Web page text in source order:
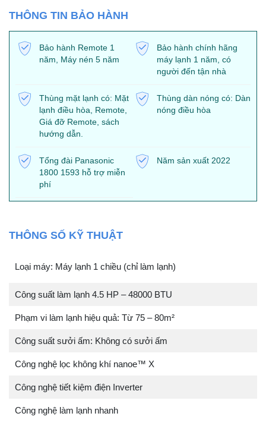
THÔNG TIN BẢO HÀNH
Bảo hành Remote 1
năm, Máy nén 5 năm
Bảo hành chính hãng
máy lạnh 1 năm, có
người đến tận nhà
Thùng mặt lạnh có: Mặt
lạnh điều hòa, Remote,
Giá đỡ Remote, sách
hướng dẫn.
Thùng dàn nóng có: Dàn
nóng điều hòa
Tổng đài Panasonic
1800 1593 hỗ trợ miễn
phí
Năm sản xuất 2022
THÔNG SỐ KỸ THUẬT
Loại máy: Máy lạnh 1 chiều (chỉ làm lạnh)
Công suất làm lạnh 4.5 HP – 48000 BTU
Phạm vi làm lạnh hiệu quả: Từ 75 – 80m²
Công suất sưởi ấm: Không có sưởi ấm
Công nghệ lọc không khí nanoe™ X
Công nghệ tiết kiệm điện Inverter
Công nghệ làm lạnh nhanh